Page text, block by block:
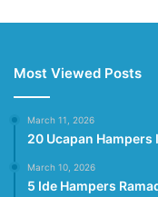
Most Viewed Posts
March 11, 2026
20 Ucapan
March 10, 2026
5 Ide Hampers